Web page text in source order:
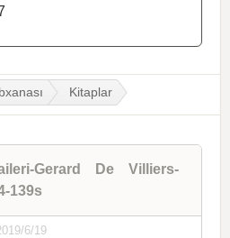
Kitaplar
Gerard De Villiers-
139s
6/19